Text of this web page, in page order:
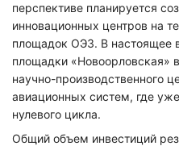
перспективе планируется
инновационных центров на
площадок ОЭЗ. В настоящее
площадки «Новоорловская»
научно-производственного
авиационных систем, где
нулевого цикла.
Общий объем инвестиций